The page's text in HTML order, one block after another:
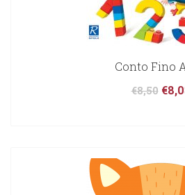
Conto Fino
€8,50 €